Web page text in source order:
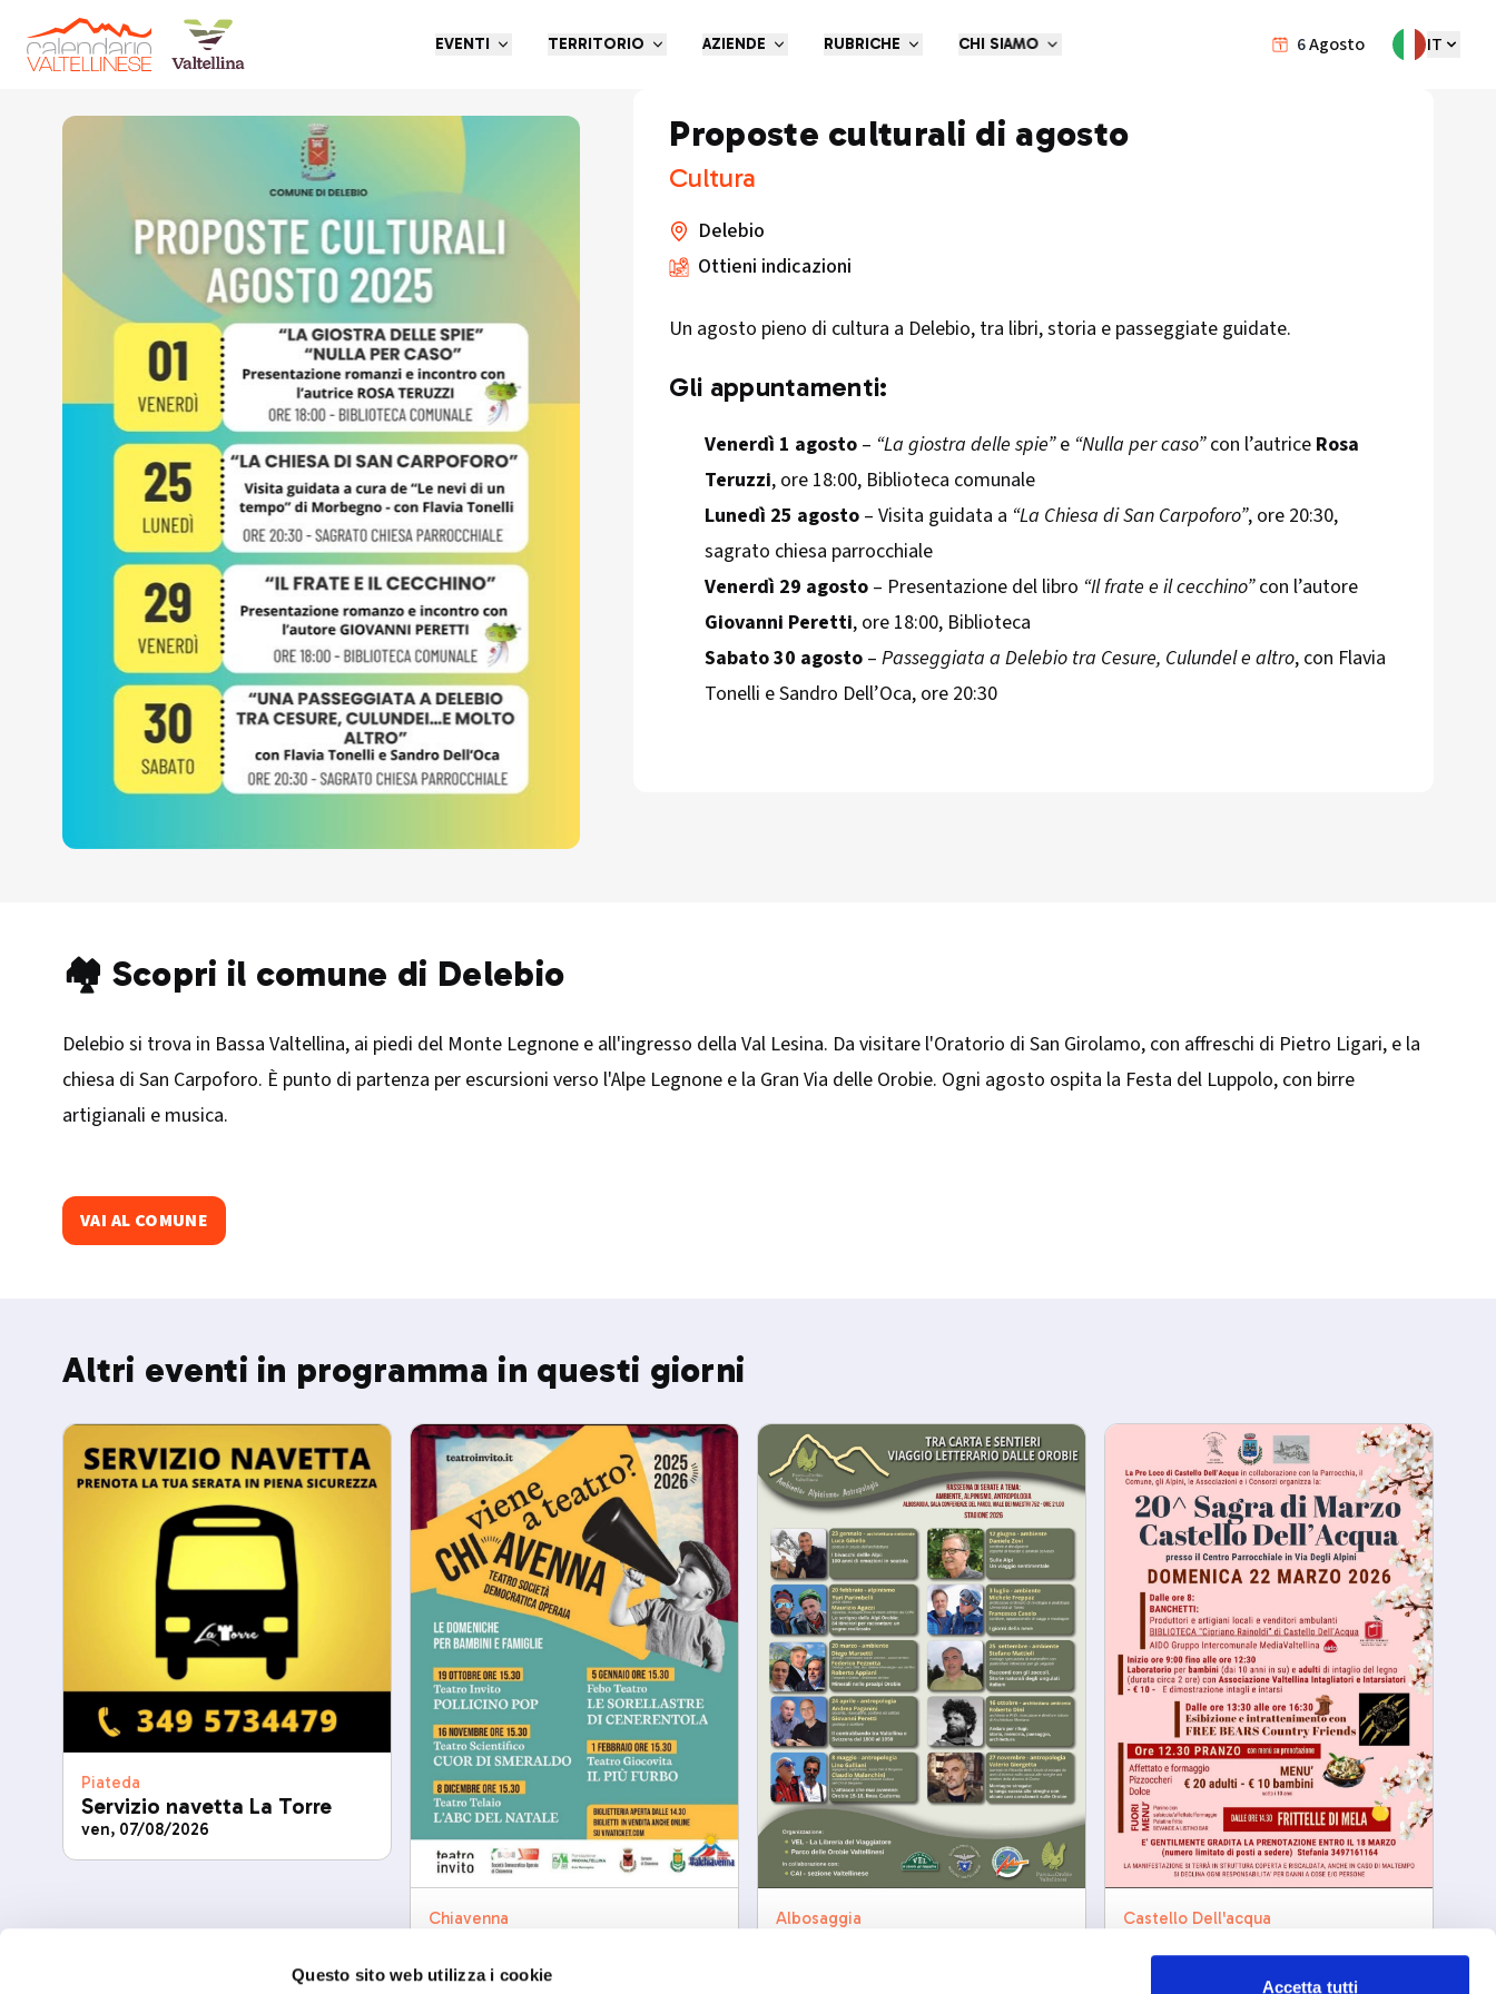
Questo sito web utilizza i cookie
Accetta tutti
6Agosto IT
EVENTI TERRITORIO AZIENDE RUBRICHE CHI SIAMO
Torna indietro
Proposte culturali di agosto
Cultura
Delebio
Ottieni indicazioni
Un agosto pieno di cultura a Delebio, tra libri, storia e passeggiate guidate.
Gli appuntamenti:
Venerdì 1 agosto – “La giostra delle spie”e “Nulla per caso”con l’autrice Rosa
Teruzzi, ore 18:00, Biblioteca comunale
Lunedì 25 agosto – Visita guidata a “La Chiesa di San Carpoforo”, ore 20:30,
sagrato chiesa parrocchiale
Venerdì 29 agosto – Presentazione del libro “Il frate e il cecchino”con l’autore
Giovanni Peretti, ore 18:00, Biblioteca
Sabato 30 agosto –Passeggiata a Delebio tra Cesure, Culundel e altro, con Flavia
Tonelli e Sandro Dell’Oca, ore 20:30
🏘️ Scopri il comune di Delebio
Delebio si trova in Bassa Valtellina, ai piedi del Monte Legnone e all'ingresso della Val Lesina. Da visitare l'Oratorio di San Girolamo, con affreschi di Pietro Ligari, e la
chiesa di San Carpoforo. È punto di partenza per escursioni verso l'Alpe Legnone e la Gran Via delle Orobie. Ogni agosto ospita la Festa del Luppolo, con birre
artigianali e musica.​
VAI AL COMUNE
Altri eventi in programma in questi giorni
Piateda
Servizio navetta La Torre
ven, 07/08/2026
Chiavenna
mar, 08/12/2026
Albosaggia Castello Dell'acqua
sab, 22/03/2206